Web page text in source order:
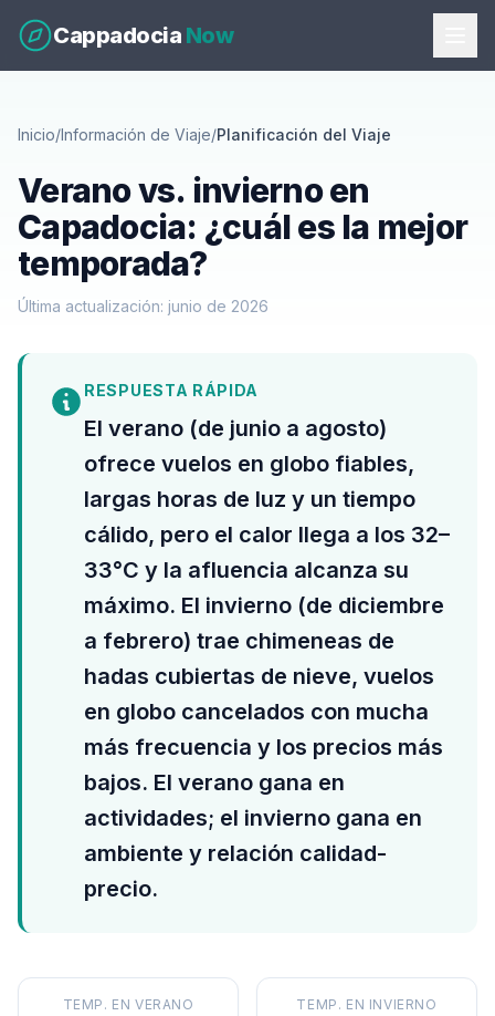
Cappadocia Now
Inicio/Información de Viaje/Planificación del Viaje
Verano vs. invierno en
Capadocia: ¿cuál es la mejor
temporada?
Última actualización: junio de 2026
RESPUESTA RÁPIDA
El verano (de junio a agosto)
ofrece vuelos en globo fiables,
largas horas de luz y un tiempo
cálido, pero el calor llega a los 32–
33°C y la afluencia alcanza su
máximo. El invierno (de diciembre
a febrero) trae chimeneas de
hadas cubiertas de nieve, vuelos
en globo cancelados con mucha
más frecuencia y los precios más
bajos. El verano gana en
actividades; el invierno gana en
ambiente y relación calidad-
precio.
TEMP. EN VERANO TEMP. EN INVIERNO